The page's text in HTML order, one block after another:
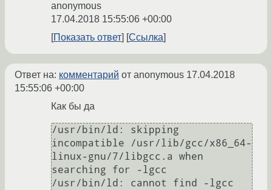
anonymous
17.04.2018 15:55:06 +00:00
Показать ответ
Ссылка
Ответ на: комментарий от anonymous 17.04.2018
15:55:06 +00:00
Как бы да
/usr/bin/ld: skipping
incompatible /usr/lib/gcc/x86_64-
linux-gnu/7/libgcc.a when
searching for -lgcc
/usr/bin/ld: cannot find -lgcc